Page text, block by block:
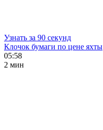
Узнать за 90 секунд
Клочок бумаги по цене яхты
05:58
2 мин